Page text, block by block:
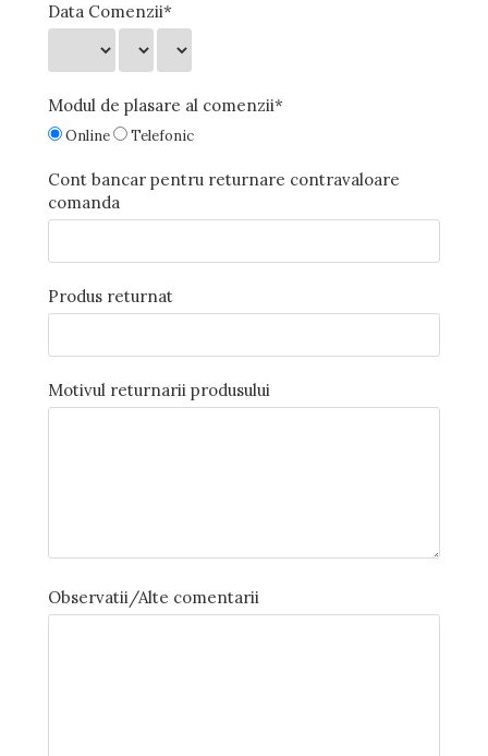
Data Comenzii*
Modul de plasare al comenzii*
Online Telefonic
Cont bancar pentru returnare contravaloare
comanda
Produs returnat
Motivul returnarii produsului
Observatii/Alte comentarii